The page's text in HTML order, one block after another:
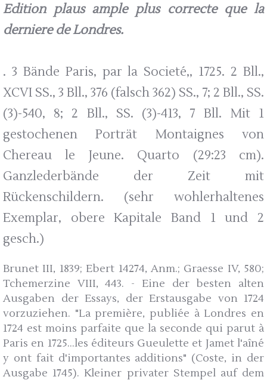
Edition plaus ample plus correcte que la
derniere de Londres.
. 3 Bände Paris, par la Societé,, 1725. 2 Bll.,
XCVI SS., 3 Bll., 376 (falsch 362) SS., 7; 2 Bll., SS.
(3)-540, 8; 2 Bll., SS. (3)-413, 7 Bll. Mit 1
gestochenen Porträt Montaignes von
Chereau le Jeune. Quarto (29:23 cm).
Ganzlederbände der Zeit mit
Rückenschildern. (sehr wohlerhaltenes
Exemplar, obere Kapitale Band 1 und 2
gesch.)
Brunet III, 1839; Ebert 14274, Anm.; Graesse IV, 580;
Tchemerzine VIII, 443. - Eine der besten alten
Ausgaben der Essays, der Erstausgabe von 1724
vorzuziehen. "La première, publiée à Londres en
1724 est moins parfaite que la seconde qui parut à
Paris en 1725...les éditeurs Gueulette et Jamet l'aîné
y ont fait d'importantes additions" (Coste, in der
Ausgabe 1745). Kleiner privater Stempel auf dem